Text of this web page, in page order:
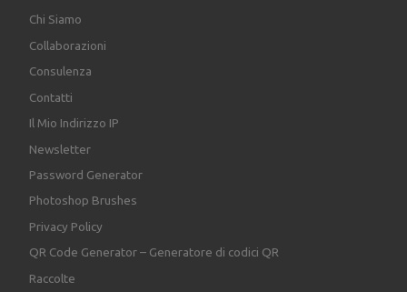
Chi Siamo
Collaborazioni
Consulenza
Contatti
Il Mio Indirizzo IP
Newsletter
Password Generator
Photoshop Brushes
Privacy Policy
QR Code Generator – Generatore di codici QR
Raccolte